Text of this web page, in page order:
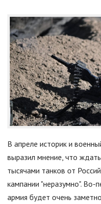
В апреле историк и
выразил мнение, что
тысячами танков от
кампании "неразумно". Во-
армия будет очень